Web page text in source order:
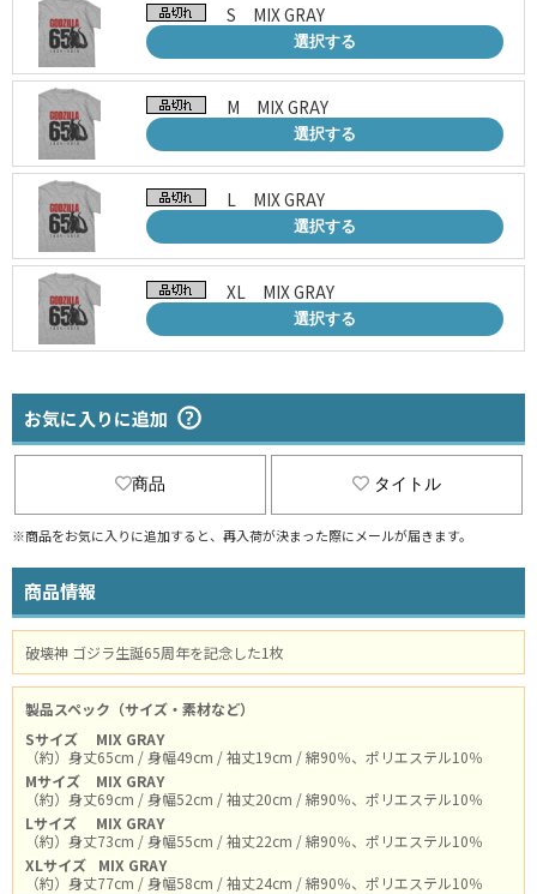
S MIX GRAY
選択する
M MIX GRAY
選択する
L MIX GRAY
選択する
XL MIX GRAY
選択する
お気に入りに追加
商品 タイトル
※商品をお気に入りに追加すると、再入荷が決まった際にメールが届きます。
商品情報
破壊神 ゴジラ生誕65周年を記念した1枚
製品スペック（サイズ・素材など）
Sサイズ
MIX GRAY
（約）身丈65cm / 身幅49cm / 袖丈19cm / 綿90％、ポリエステル10％
Mサイズ
MIX GRAY
（約）身丈69cm / 身幅52cm / 袖丈20cm / 綿90％、ポリエステル10％
Lサイズ
MIX GRAY
（約）身丈73cm / 身幅55cm / 袖丈22cm / 綿90％、ポリエステル10％
XLサイズ
MIX GRAY
（約）身丈77cm / 身幅58cm / 袖丈24cm / 綿90％、ポリエステル10％